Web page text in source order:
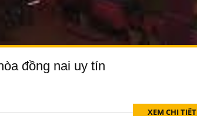
đồng nai uy tín
XEM CHI TIẾT